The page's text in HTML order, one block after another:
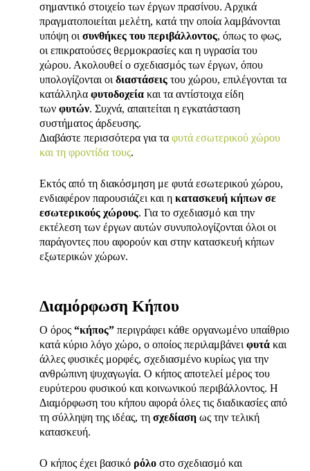
σημαντικό στοιχείο των έργων πρασίνου. Αρχικά
πραγματοποιείται μελέτη, κατά την οποία λαμβάνονται
υπόψη οι συνθήκες του περιβάλλοντος, όπως το φως,
οι επικρατούσες θερμοκρασίες και η υγρασία του
χώρου. Ακολουθεί ο σχεδιασμός των έργων, όπου
υπολογίζονται οι διαστάσειςτου χώρου, επιλέγονται τα
κατάλληλα φυτοδοχείακαι τα αντίστοιχα είδη
των φυτών. Συχνά, απαιτείται η εγκατάσταση
συστήματος άρδευσης.
Διαβάστε περισσότερα για τα φυτά εσωτερικού χώρου
και τη φροντίδα τους.
Εκτός από τη διακόσμηση με φυτά εσωτερικού χώρου,
ενδιαφέρον παρουσιάζει και η κατασκευή κήπων σε
εσωτερικούς χώρους. Για το σχεδιασμό και την
εκτέλεση των έργων αυτών συνυπολογίζονται όλοι οι
παράγοντες που αφορούν και στην κατασκευή κήπων
εξωτερικών χώρων.
Διαμόρφωση Κήπου
Ο όρος “κήπος”περιγράφει κάθε οργανωμένο υπαίθριο
κατά κύριο λόγο χώρο, ο οποίος περιλαμβάνει φυτάκαι
άλλες φυσικές μορφές, σχεδιασμένο κυρίως για την
ανθρώπινη ψυχαγωγία. Ο κήπος αποτελεί μέρος του
ευρύτερου φυσικού και κοινωνικού περιβάλλοντος. Η
Διαμόρφωση του κήπου αφορά όλες τις διαδικασίες από
τη σύλληψη της ιδέας, τη σχεδίασηως την τελική
κατασκευή.
Ο κήπος έχει βασικό ρόλοστο σχεδιασμό και